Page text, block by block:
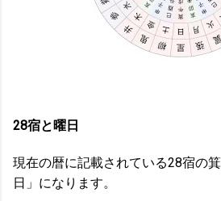
28宿と曜日
現在の暦に記載されている28宿の
日」になります。